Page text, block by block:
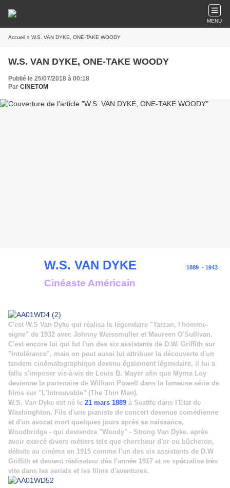
MENU
Accueil » W.S. VAN DYKE, ONE-TAKE WOODY
W.S. VAN DYKE, ONE-TAKE WOODY
Publié le 25/07/2018 à 00:18
Par CINETOM
W.S. VAN DYKE 1889 - 1943
Cinéaste Américain
C'est W.S Van Dyke qui réalisa le légendaire "Tarzan, l'homme-
signe" de 1932 avec Johnny Weissmuller et Maureen O'Sullivan.
C'est encore lui qui fut l'un des six assistants de D.W. Griffith sur
"Intolérance", mais on peut aussi lui attribuer la découverte d'un
tandem cinématographique devenu également légendaire, il lui a
fallu s'imposer vis-à-vis de Louis B. Mayer afin que Myrna Loy
devienne la partenaire de William Powell dans la fameuse série de
films sur "L'Introuvable" (The Thin Man).
W.S. Van Dyke est né le 21 mars 1889 à Seattle dans l'Etat de
Washinghton. Fils d'une pianiste de concert devenue comédienne
et d'un avocat mort quelques jours après sa naissance,
Woodbridge - qui deviendra "Woody" - Strong Van Dyke, après
avoir exercé divers métiers tels que chercheur d'or ou bûcheron,
débute au cinéma en 1915 comme l'un des six assistants de D.W
Griffith et devient réalisateur dès l'année 1917 et se spécialise très
vite dans les serials et les films d'aventures.